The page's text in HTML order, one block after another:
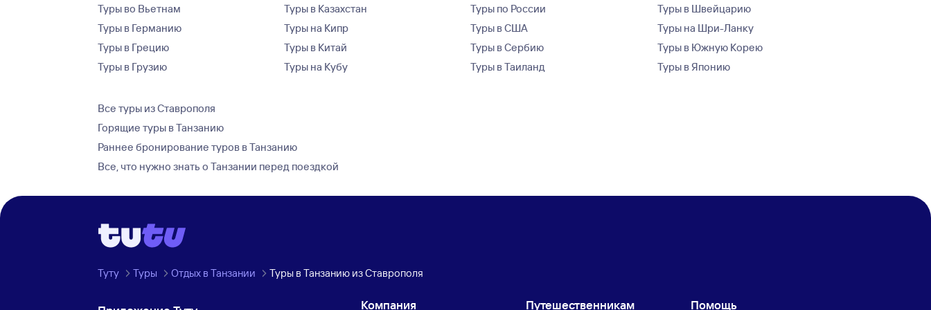
Туры во Вьетнам
Туры в Германию
Туры в Грецию
Туры в Грузию
Туры в Казахстан
Туры на Кипр
Туры в Китай
Туры на Кубу
Туры по России
Туры в США
Туры в Сербию
Туры в Таиланд
Туры в Швейцарию
Туры на Шри-Ланку
Туры в Южную Корею
Туры в Японию
Все туры из Ставрополя
Горящие туры в Танзанию
Раннее бронирование туров в Танзанию
Все, что нужно знать о Танзании перед поездкой
Туту Туры Отдых в Танзании Туры в Танзанию из Ставрополя
Компания Путешественникам Помощь